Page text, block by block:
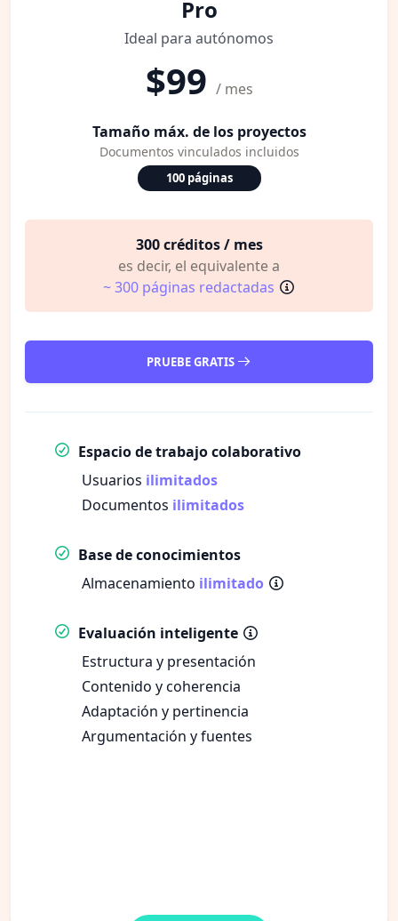
Pro
Ideal para autónomos
$99 / mes
Tamaño máx. de los proyectos
Documentos vinculados incluidos
100 páginas
300 créditos / mes
es decir, el equivalente a
~ 300 páginas redactadas
PRUEBE GRATIS
Espacio de trabajo colaborativo
Usuarios ilimitados
Documentos ilimitados
Base de conocimientos
Almacenamiento ilimitado
Evaluación inteligente
Estructura y presentación
Contenido y coherencia
Adaptación y pertinencia
Argumentación y fuentes